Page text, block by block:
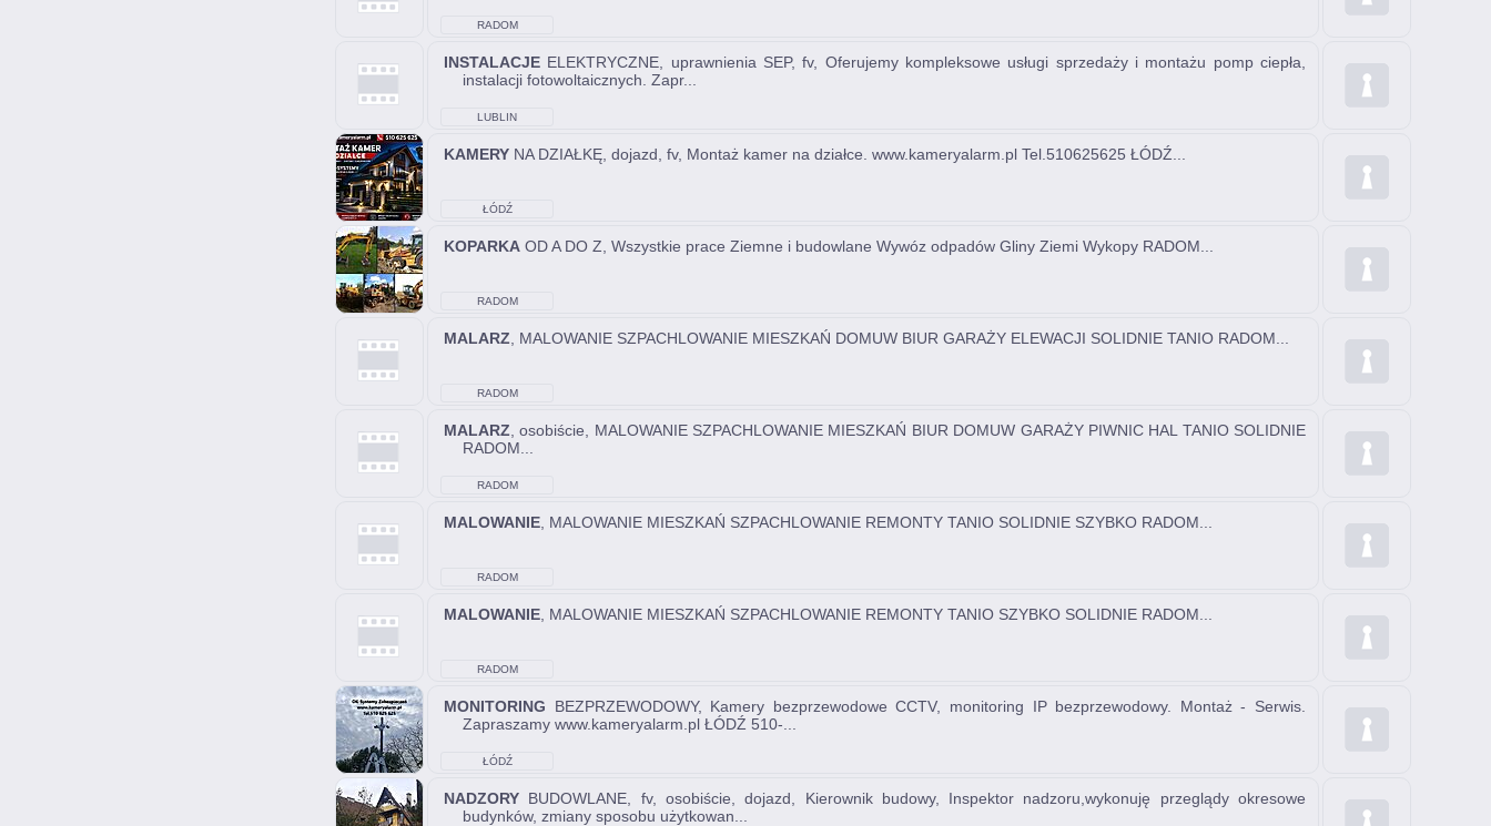
RADOM
INSTALACJE ELEKTRYCZNE, uprawnienia SEP, fv, Oferujemy kompleksowe usługi sprzedaży i montażu pomp ciepła,
instalacji fotowoltaicznych. Zapr...
LUBLIN
KAMERY NA DZIAŁKĘ, dojazd, fv, Montaż kamer na działce. www.kameryalarm.pl Tel.510625625 ŁÓDŹ...
ŁÓDŹ
KOPARKA OD A DO Z, Wszystkie prace Ziemne i budowlane Wywóz odpadów Gliny Ziemi Wykopy RADOM...
RADOM
MALARZ , MALOWANIE SZPACHLOWANIE MIESZKAŃ DOMUW BIUR GARAŻY ELEWACJI SOLIDNIE TANIO RADOM...
RADOM
MALARZ , osobiście, MALOWANIE SZPACHLOWANIE MIESZKAŃ BIUR DOMUW GARAŻY PIWNIC HAL TANIO SOLIDNIE
RADOM...
RADOM
MALOWANIE , MALOWANIE MIESZKAŃ SZPACHLOWANIE REMONTY TANIO SOLIDNIE SZYBKO RADOM...
RADOM
MALOWANIE , MALOWANIE MIESZKAŃ SZPACHLOWANIE REMONTY TANIO SZYBKO SOLIDNIE RADOM...
RADOM
MONITORING BEZPRZEWODOWY, Kamery bezprzewodowe CCTV, monitoring IP bezprzewodowy. Montaż - Serwis.
Zapraszamy www.kameryalarm.pl ŁÓDŹ 510-...
ŁÓDŹ
NADZORY BUDOWLANE, fv, osobiście, dojazd, Kierownik budowy, Inspektor nadzoru,wykonuję przeglądy okresowe
budynków, zmiany sposobu użytkowan...